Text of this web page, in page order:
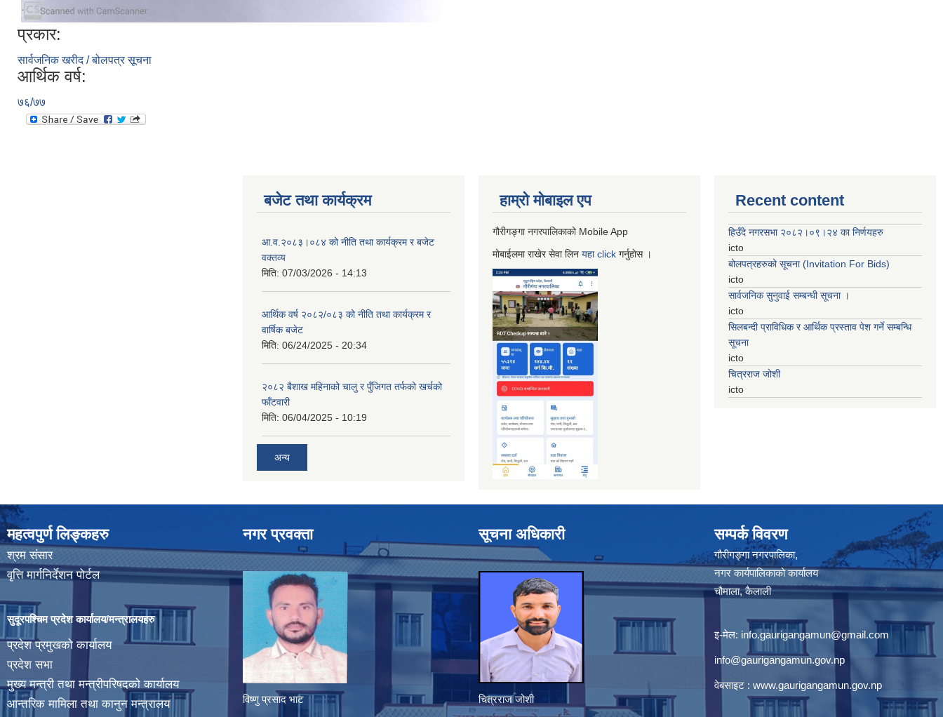
प्रकार:
सार्वजनिक खरीद / बोलपत्र सूचना
आर्थिक वर्ष:
७६/७७
बजेट तथा कार्यक्रम
आ.व.२०८३।०८४ को नीति तथा कार्यक्रम र बजेट
वक्तव्य
मिति: 07/03/2026 - 14:13
आर्थिक वर्ष २०८२/०८३ को नीति तथा कार्यक्रम र
वार्षिक बजेट
मिति: 06/24/2025 - 20:34
२०८२ बैशाख महिनाको चालु र पुँजिगत तर्फको खर्चको
फाँटवारी
मिति: 06/04/2025 - 10:19
अन्य
हाम्रो माेबाइल एप
गौरीगङ्गा नगरपालिकाको Mobile App
मोबाईलमा राखेर सेवा लिन यहाclick गर्नुहाेस ।
Recent content
हिउँदे नगरसभा २०८२।०९।२४ का निर्णयहरु
icto
बोलपत्रहरुको सूचना (Invitation For Bids)
icto
सार्वजनिक सुनुवाई सम्बन्धी सूचना ।
icto
सिलबन्दी प्राविधिक र आर्थिक प्रस्ताव पेश गर्ने सम्बन्धि
सूचना
icto
चित्रराज जोशी
icto
महत्वपुर्ण लिङ्कहरु
श्रम संसार
वृत्ति मार्गनिर्देशन पोर्टल
सुदूरपश्चिम प्रदेश कार्यालय/मन्त्रालयहरु
प्रदेश प्रमुखको कार्यालय
प्रदेश सभा
मुख्य मन्त्री तथा मन्त्रीपरिषदको कार्यालय
आन्तरिक मामिला तथा कानुन मन्त्रालय
नगर प्रवक्ता
विष्णु प्रसाद भाट
सूचना अधिकारी
चित्रराज जोशी
सम्पर्क विवरण
गौरीगङ्गा नगरपालिका,
नगर कार्यपालिकाको कार्यालय
चौमाला, कैलाली
इ-मेल: info.gaurigangamun@gmail.com
info@gaurigangamun.gov.np
वेबसाइट : www.gaurigangamun.gov.np